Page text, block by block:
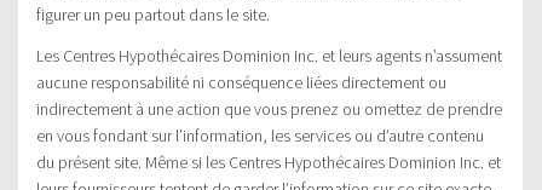
figurer un peu partout dans le site.
Les Centres Hypothécaires Dominion Inc. et leurs agents n’assument
aucune responsabilité ni conséquence liées directement ou
indirectement à une action que vous prenez ou omettez de prendre
en vous fondant sur l’information, les services ou d’autre contenu
du présent site. Même si les Centres Hypothécaires Dominion Inc. et